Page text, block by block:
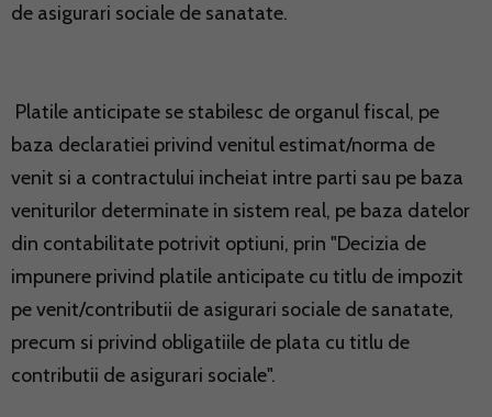
de asigurari sociale de sanatate.
Platile anticipate se stabilesc de organul fiscal, pe
baza declaratiei privind venitul estimat/norma de
venit si a contractului incheiat intre parti sau pe baza
veniturilor determinate in sistem real, pe baza datelor
din contabilitate potrivit optiuni, prin "Decizia de
impunere privind platile anticipate cu titlu de impozit
pe venit/contributii de asigurari sociale de sanatate,
precum si privind obligatiile de plata cu titlu de
contributii de asigurari sociale".